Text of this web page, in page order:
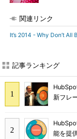
関連リンク
It’s 2014 - Why Don’t All
記事ランキング
新フレ
能を提